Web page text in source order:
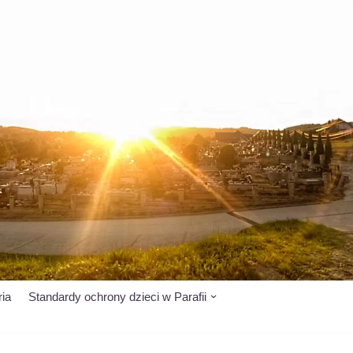
Standardy ochrony dzieci w Parafii